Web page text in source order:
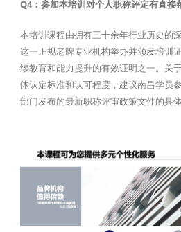
Q4：参加本培训对个人职称评定有直接
本培训课程由拥有三十余年行业历史的
这一正规老牌专业机构举办并颁发培训
续教育和能力提升的有效证明之一。关
体认定标准和认可程度，建议南昌学员
部门发布的最新职称评审政策文件的具